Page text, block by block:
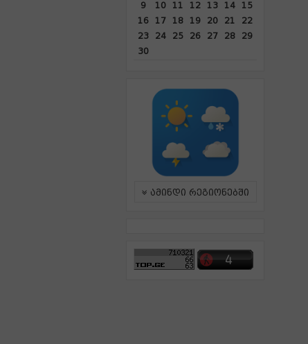
9
10 11 12 13 14
15
16
17 18 19 20 21
22
23
24 25 26 27 28
29
30
ამინდი რეგიონებში